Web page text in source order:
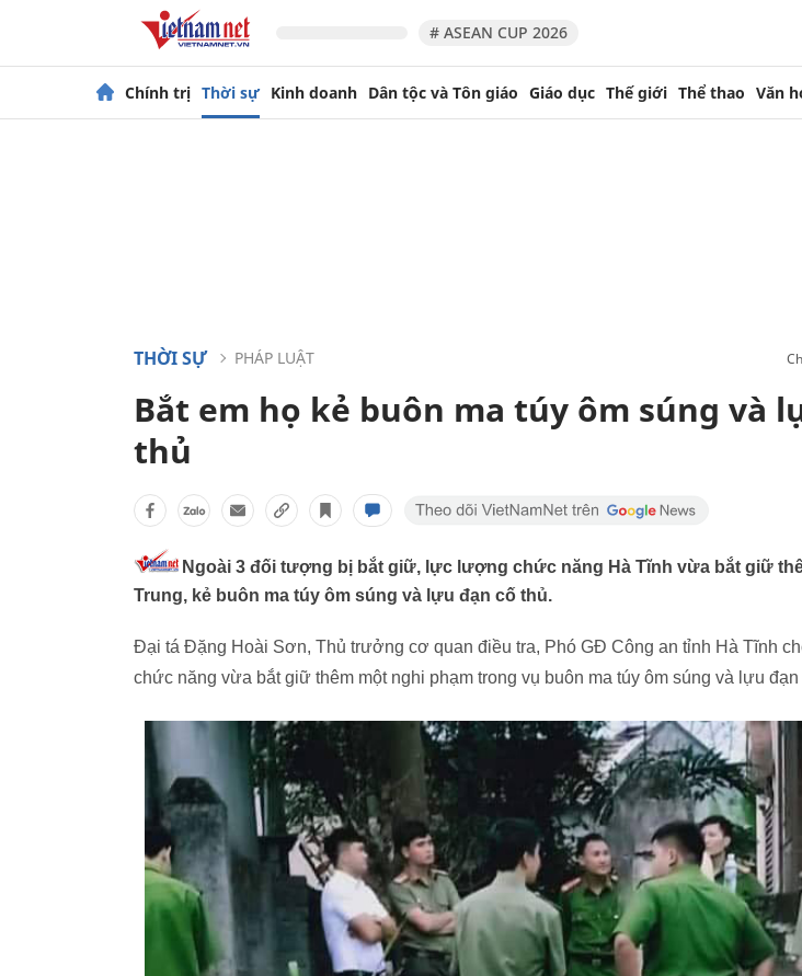
# ASEAN CUP 2026
Chính trị Thời sự Kinh doanh Dân tộc và Tôn giáo Giáo dục Thế giới Thể thao Văn
THỜI SỰ PHÁP LUẬT
Bắt em họ kẻ buôn ma túy ôm súng và
thủ
Ngoài 3 đối tượng bị bắt giữ, lực lượng chức năng Hà Tĩnh vừa bắt giữ
Trung, kẻ buôn ma túy ôm súng và lựu đạn cố thủ.
Đại tá Đặng Hoài Sơn, Thủ trưởng cơ quan điều tra, Phó GĐ Công an tỉnh Hà Tĩnh
chức năng vừa bắt giữ thêm một nghi phạm trong vụ buôn ma túy ôm súng và lựu đạn